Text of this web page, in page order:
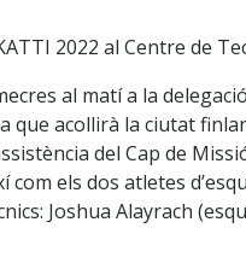
2022 al Centre de
al matí a la
que acollirà la ciutat
del Cap de
els dos atletes
Joshua Alayrach